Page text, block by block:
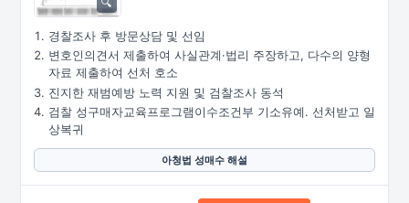
경찰조사 후 방문상담 및 선임
변호인의견서 제출하여 사실관계·법리 주장하고, 다수의 양형
자료 제출하여 선처 호소
진지한 재범예방 노력 지원 및 검찰조사 동석
검찰 성구매자교육프로그램이수조건부 기소유예. 선처받고 일
상복귀
아청법 성매수 해설